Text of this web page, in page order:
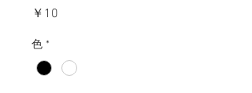
￥10
色 *